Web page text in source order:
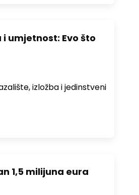
umjetnost: Evo što
izložba i jedinstveni
1,5 milijuna eura